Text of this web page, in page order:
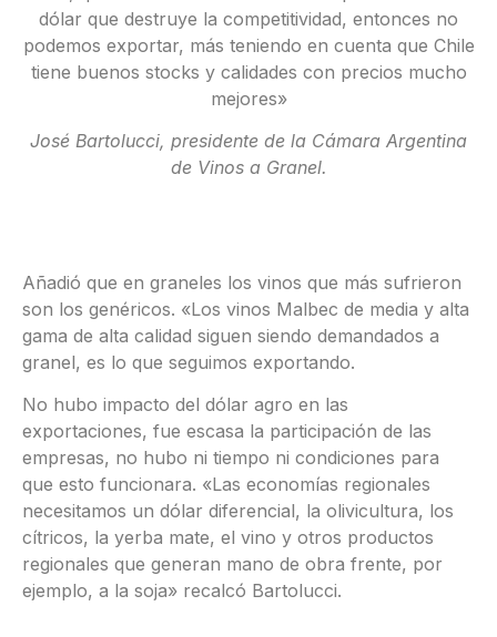
dólar que destruye la competitividad, entonces no
podemos exportar, más teniendo en cuenta que Chile
tiene buenos stocks y calidades con precios mucho
mejores»
José Bartolucci, presidente de la Cámara Argentina
de Vinos a Granel.
Añadió que en graneles los vinos que más sufrieron
son los genéricos. «Los vinos Malbec de media y alta
gama de alta calidad siguen siendo demandados a
granel, es lo que seguimos exportando.
No hubo impacto del dólar agro en las
exportaciones, fue escasa la participación de las
empresas, no hubo ni tiempo ni condiciones para
que esto funcionara. «Las economías regionales
necesitamos un dólar diferencial, la olivicultura, los
cítricos, la yerba mate, el vino y otros productos
regionales que generan mano de obra frente, por
ejemplo, a la soja» recalcó Bartolucci.